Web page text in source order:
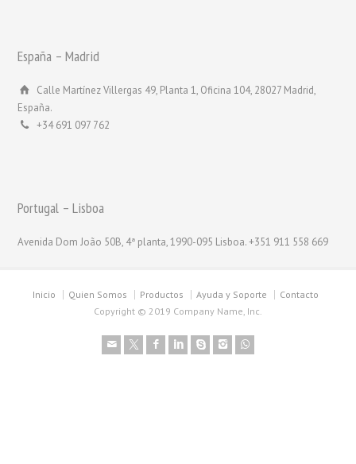
España – Madrid
Calle Martínez Villergas 49, Planta 1, Oficina 104, 28027 Madrid,
España.
+34 691 097 762
Portugal – Lisboa
Avenida Dom João 50B, 4ª planta, 1990-095 Lisboa. +351 911 558 669
Inicio Quien Somos Productos Ayuda y Soporte
Contacto
Copyright © 2019 Company Name, Inc.